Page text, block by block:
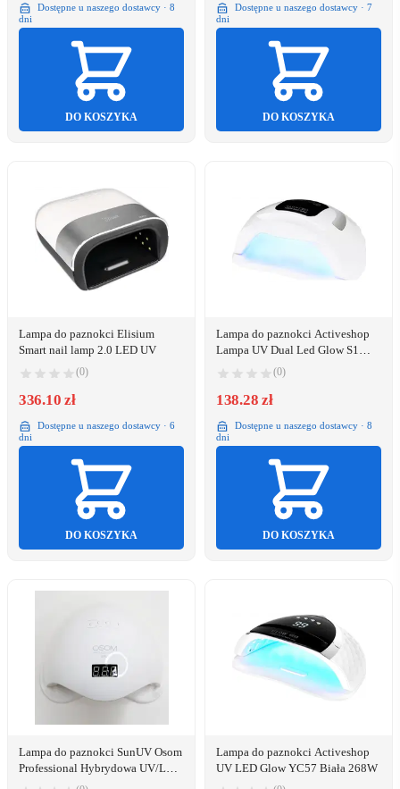
Dostępne u naszego dostawcy · 8
dni
DO KOSZYKA
Dostępne u naszego dostawcy · 7
dni
DO KOSZYKA
Lampa do paznokci Elisium
Smart nail lamp 2.0 LED UV
(0)
336.10 zł
Dostępne u naszego dostawcy · 6
dni
DO KOSZYKA
Lampa do paznokci Activeshop
Lampa UV Dual Led Glow S1
168W srebrna
(0)
138.28 zł
Dostępne u naszego dostawcy · 8
dni
DO KOSZYKA
Lampa do paznokci SunUV Osom
Professional Hybrydowa UV/LED
gelio lempa 48W OSOM5PLUS
Lampa do paznokci Activeshop
UV LED Glow YC57 Biała 268W